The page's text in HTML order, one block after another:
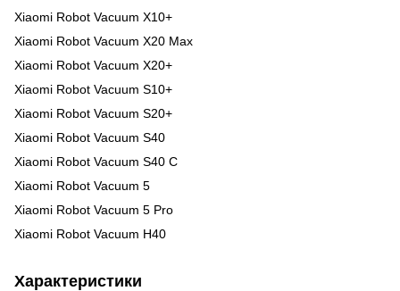
Xiaomi Robot Vacuum X10+
Xiaomi Robot Vacuum X20 Max
Xiaomi Robot Vacuum X20+
Xiaomi Robot Vacuum S10+
Xiaomi Robot Vacuum S20+
Xiaomi Robot Vacuum S40
Xiaomi Robot Vacuum S40 C
Xiaomi Robot Vacuum 5
Xiaomi Robot Vacuum 5 Pro
Xiaomi Robot Vacuum H40
Характеристики